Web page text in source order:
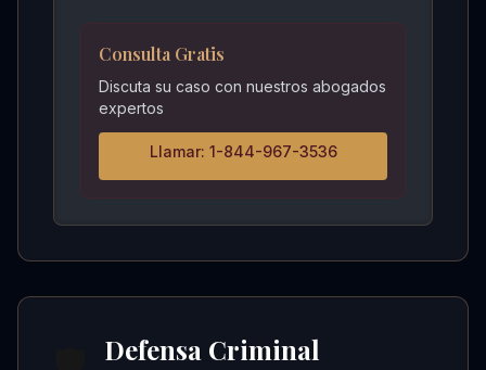
Consulta Gratis
Discuta su caso con nuestros abogados
expertos
Llamar: 1-844-967-3536
Defensa Criminal